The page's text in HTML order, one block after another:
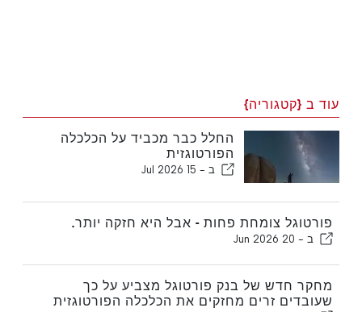
עוד ב {קטגוריה}
החלל כבר מכביד על הכלכלה
הפורטוגזית
ב - 15 Jul 2026
פורטוגל צומחת פחות - אבל היא חזקה יותר.
ב - 20 Jun 2026
מחקר חדש של בנק פורטוגל מצביע על כך
שעובדים זרים מחזקים את הכלכלה הפורטוגזית